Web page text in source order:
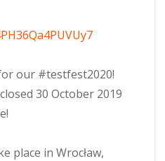
our #testfest2020!
30 October 2019
place in Wrocław,